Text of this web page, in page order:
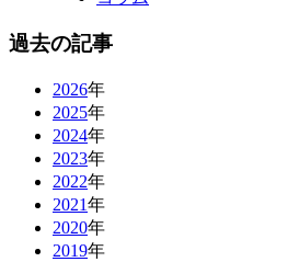
過去の記事
2026年
2025年
2024年
2023年
2022年
2021年
2020年
2019年